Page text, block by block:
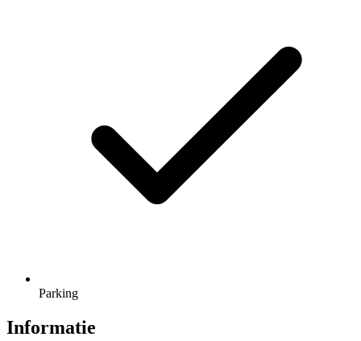
Parking
Informatie